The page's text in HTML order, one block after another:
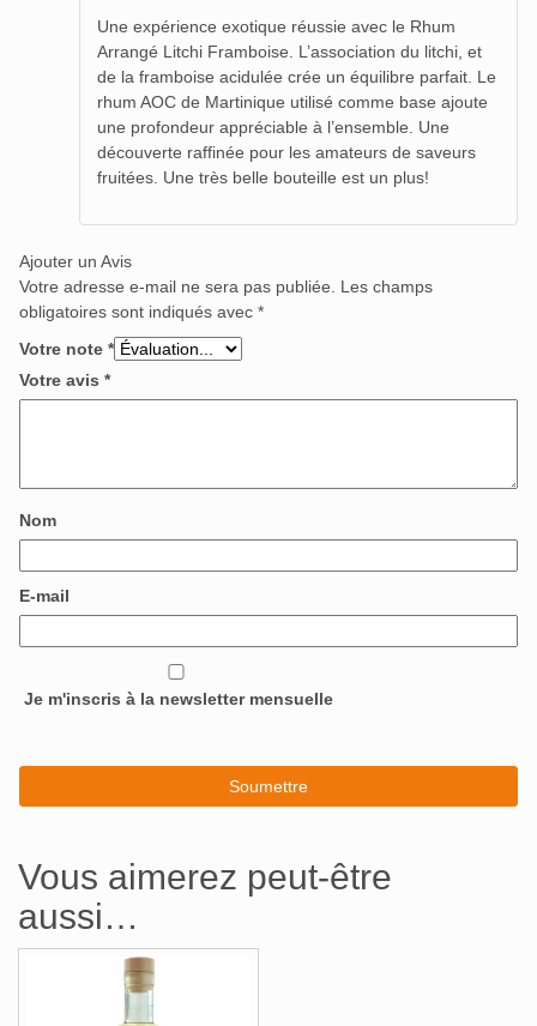
5
Une expérience exotique réussie avec le Rhum
Arrangé Litchi Framboise. L’association du litchi, et
de la framboise acidulée crée un équilibre parfait. Le
rhum AOC de Martinique utilisé comme base ajoute
une profondeur appréciable à l’ensemble. Une
découverte raffinée pour les amateurs de saveurs
fruitées. Une très belle bouteille est un plus!
Ajouter un Avis
Votre adresse e-mail ne sera pas publiée.
Les champs
obligatoires sont indiqués avec *
Votre note *
Votre avis *
Nom
E-mail
Je m'inscris à la newsletter mensuelle
Vous aimerez peut-être
aussi…